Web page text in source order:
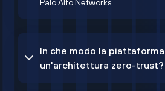
Palo Alto Networks.
In che modo la
un'architettura zero-trust?